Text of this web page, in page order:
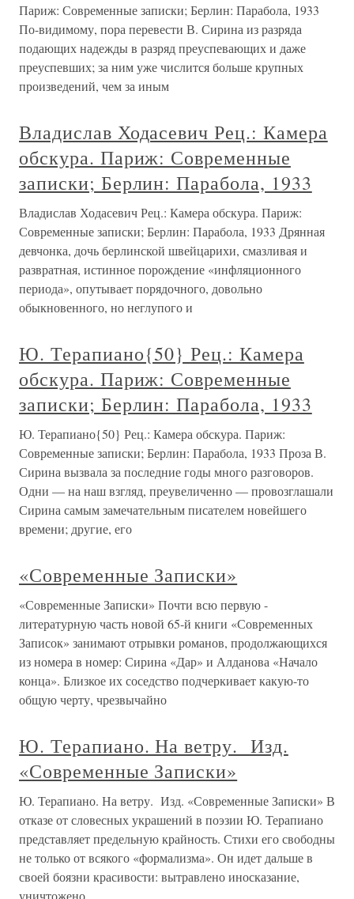
Париж: Современные записки; Берлин: Парабола, 1933
По-видимому, пора перевести В. Сирина из разряда
подающих надежды в разряд преуспевающих и даже
преуспевших; за ним уже числится больше крупных
произведений, чем за иным
Владислав Ходасевич Рец.: Камера
обскура. Париж: Современные
записки; Берлин: Парабола, 1933
Владислав Ходасевич Рец.: Камера обскура. Париж:
Современные записки; Берлин: Парабола, 1933 Дрянная
девчонка, дочь берлинской швейцарихи, смазливая и
развратная, истинное порождение «инфляционного
периода», опутывает порядочного, довольно
обыкновенного, но неглупого и
Ю. Терапиано{50} Рец.: Камера
обскура. Париж: Современные
записки; Берлин: Парабола, 1933
Ю. Терапиано{50} Рец.: Камера обскура. Париж:
Современные записки; Берлин: Парабола, 1933 Проза В.
Сирина вызвала за последние годы много разговоров.
Одни — на наш взгляд, преувеличенно — провозглашали
Сирина самым замечательным писателем новейшего
времени; другие, его
«Современные Записки»
«Современные Записки» Почти всю первую -
литературную часть новой 65-й книги «Современных
Записок» занимают отрывки романов, продолжающихся
из номера в номер: Сирина «Дар» и Алданова «Начало
конца». Близкое их соседство подчеркивает какую-то
общую черту, чрезвычайно
Ю. Терапиано. На ветру. Изд.
«Современные Записки»
Ю. Терапиано. На ветру. Изд. «Современные Записки» В
отказе от словесных украшений в поэзии Ю. Терапиано
представляет предельную крайность. Стихи его свободны
не только от всякого «формализма». Он идет дальше в
своей боязни красивости: вытравлено иносказание,
уничтожено